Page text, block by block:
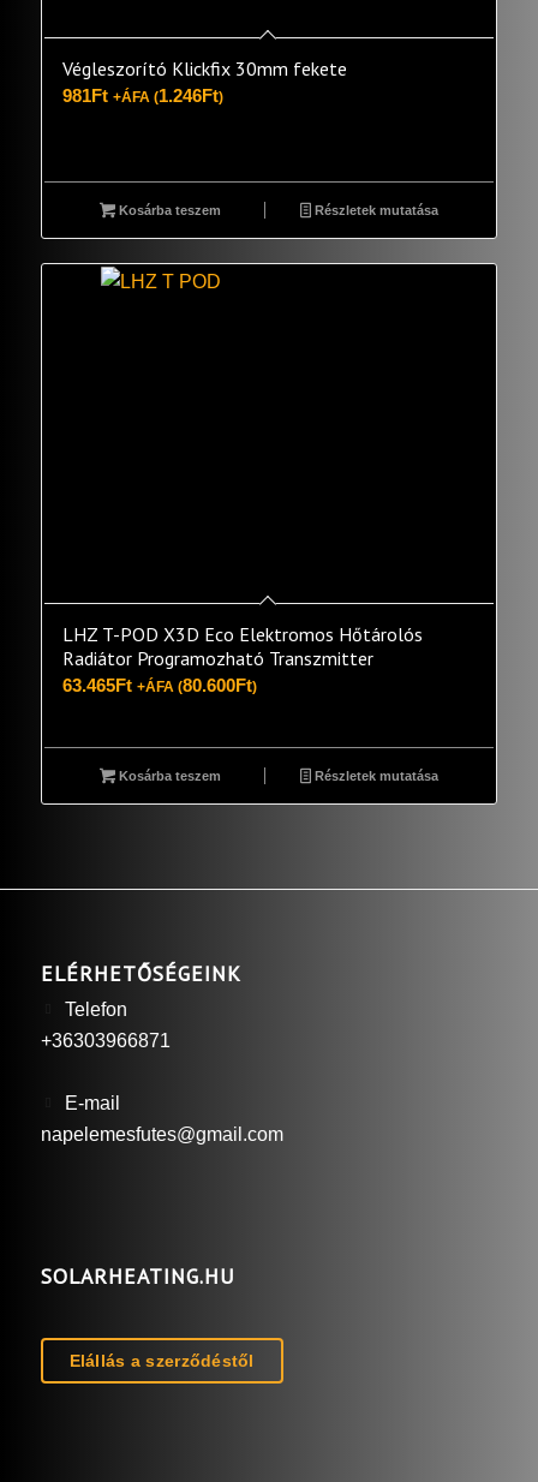
Végleszorító Klickfix 30mm fekete
981Ft +ÁFA (1.246Ft)
Kosárba teszem Részletek mutatása
LHZ T-POD X3D Eco Elektromos Hőtárolós
Radiátor Programozható Transzmitter
63.465Ft +ÁFA (80.600Ft)
Kosárba teszem Részletek mutatása
ELÉRHETŐSÉGEINK
Telefon
+36303966871
E-mail
napelemesfutes@gmail.com
SOLARHEATING.HU
Elállás a szerződéstől